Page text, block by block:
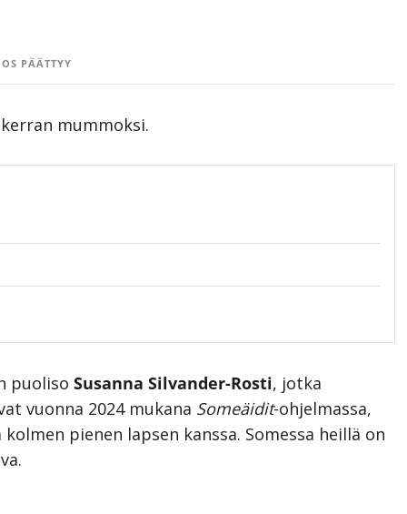
PÄÄTTYY
mummoksi.
puoliso Susanna Silvander-Rosti, jotka
vuonna 2024 mukana Someäidit-ohjelmassa,
pienen lapsen kanssa. Somessa heillä on